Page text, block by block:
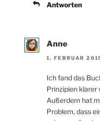
Antworten
Anne
1. FEBRUAR
Ich fand das
Prinzipien klarer
Außerdem hat
Problem, dass